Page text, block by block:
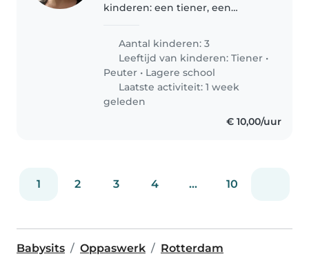
kinderen: een tiener, een
basisschoolleerling. Onze
kinderen zijn vriendelijk, slim en
grappig. We zoeken een oppas
die comfortabel is..
Aantal kinderen: 3
Leeftijd van kinderen:Tiener •
Peuter • Lagere school
Laatste activiteit: 1 week
geleden
€ 10,00/uur
1 2 3 4 ... 10
Babysits Oppaswerk Rotterdam